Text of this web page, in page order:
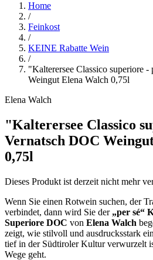
Home
/
Feinkost
/
KEINE Rabatte Wein
/
"Kalterersee Classico superiore
Weingut Elena Walch 0,75l
Elena Walch
"Kalterersee Classico
Vernatsch DOC
0,75l
Dieses Produkt ist derzeit nicht mehr
Wenn Sie einen Rotwein suchen, der
verbindet, dann wird Sie der „per sé“
Superiore DOC von Elena Walch
zeigt, wie stilvoll und ausdrucksstark
tief in der Südtiroler Kultur verwurzelt
Wege geht.